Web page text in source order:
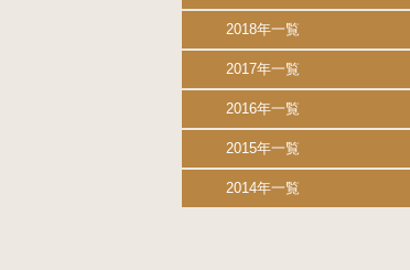
2018年一覧
2017年一覧
2016年一覧
2015年一覧
2014年一覧